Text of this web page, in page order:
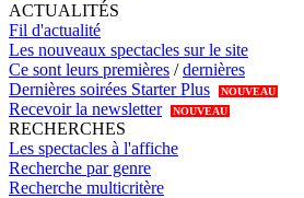
ACTUALITÉS
Fil d'actualité
Les nouveaux spectacles sur le site
Ce sont leurs premières /dernières
Dernières soirées Starter Plus
NOUVEAU
Recevoir la newsletter NOUVEAU
RECHERCHES
Les spectacles à l'affiche
Recherche par genre
Recherche multicritère